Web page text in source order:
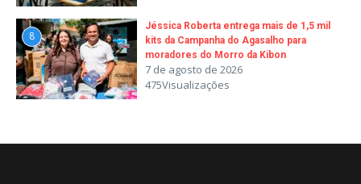
8
Jéssica Roberta entrega mais de 1,5 mil
kits da Campanha do Agasalho para
moradores do Morro da Kibon
7 de agosto de 2026
475Visualizações